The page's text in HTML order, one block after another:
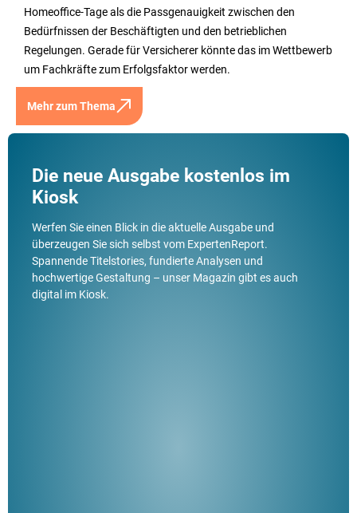
Homeoffice-Tage als die Passgenauigkeit zwischen den
Bedürfnissen der Beschäftigten und den betrieblichen
Regelungen. Gerade für Versicherer könnte das im Wettbewerb
um Fachkräfte zum Erfolgsfaktor werden.
Mehr zum Thema
Die neue Ausgabe kostenlos im
Kiosk
Werfen Sie einen Blick in die aktuelle Ausgabe und
überzeugen Sie sich selbst vom ExpertenReport.
Spannende Titelstories, fundierte Analysen und
hochwertige Gestaltung – unser Magazin gibt es auch
digital im Kiosk.